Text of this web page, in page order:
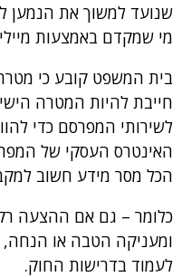
שנועד למשוך את הנמען
מי שמקדם באמצעות
בית המשפט קובע כי
חייבת להיות המטרה
לשירותי המפרסם כדי
האינטרס העסקי של
הכל מסר מידע חשוב
כלומר – גם אם ההצעה
ומעניקה הטבה או הנחה,
לעמוד בדרישות החוק.